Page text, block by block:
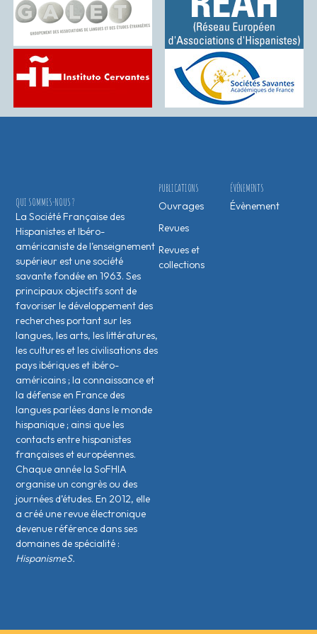
ÉVÉNEMENTS
Évènement
PUBLICATIONS
Ouvrages
Revues
Revues et
collections
QUI SOMMES-NOUS ?
La Société Française des
Hispanistes et Ibéro-
américaniste de l’enseignement
supérieur est une société
savante fondée en 1963. Ses
principaux objectifs sont de
favoriser le développement des
recherches portant sur les
langues, les arts, les littératures,
les cultures et les civilisations des
pays ibériques et ibéro-
américains ; la connaissance et
la défense en France des
langues parlées dans le monde
hispanique ; ainsi que les
contacts entre hispanistes
français·es et européen·nes.
Chaque année la SoFHIA
organise un congrès ou des
journées d’études. En 2012, elle
a créé une revue électronique
devenue référence dans ses
domaines de spécialité :
HispanismeS.